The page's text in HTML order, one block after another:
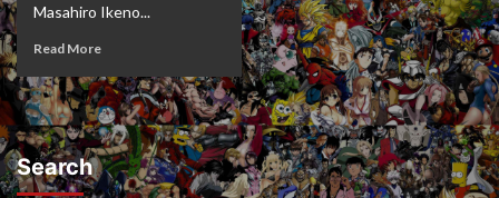
Masahiro Ikeno...
Read More
Search